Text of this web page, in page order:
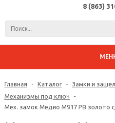
8 (863)
Главная - Каталог - Замки и
Механизмы под ключ
-
Мех. замок Медио М917 PB золото